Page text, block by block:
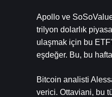
Apollo ve
trilyon dolarlık
ulaşmak için bu
eşdeğer. Bu, bu
Bitcoin analisti
verici. Ottaviani, bu